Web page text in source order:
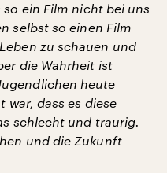
ein Film nicht bei uns
selbst so einen Film
zu schauen und
die Wahrheit ist
heute
war, dass es diese
schlecht und traurig.
und die Zukunft